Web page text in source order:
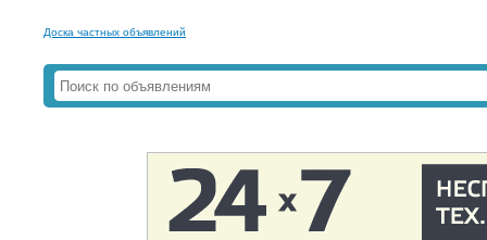
Доска частных объявлений